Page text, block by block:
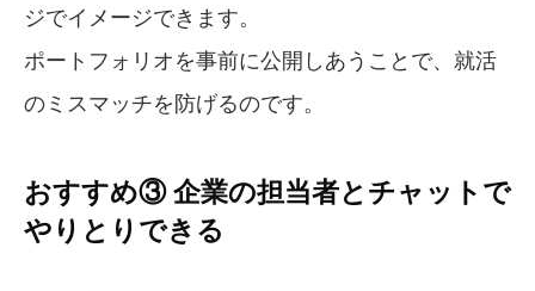
ジでイメージできます。
ポートフォリオを事前に公開しあうことで、就活
のミスマッチを防げるのです。
おすすめ③ 企業の担当者とチャットで
やりとりできる